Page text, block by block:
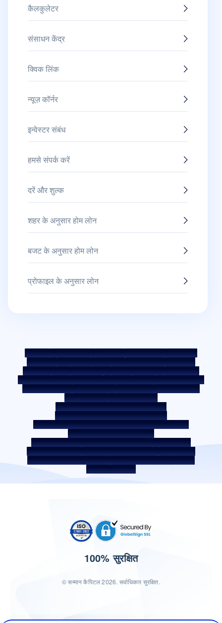
कैलकुलेटर
संसाधन केंद्र
क्विक लिंक
न्यूज़ कॉर्नर
इन्वेस्टर संबंध
हमसे संपर्क करें
दरें और शुल्क
शहर के अनुसार होम लोन
बजट के अनुसार होम लोन
प्रोफाइल के अनुसार लोन
साइटमैप फेयर प्रैक्टिस कोड बेंचमार्क दरें KYC दिशानिर्देश
डाउनलोड्स
सेल नोटिस
नीलामी पोर्टल कुकी पॉलिसी गोपनीयता नीति
नियम व शर्तें
व्हिसिलब्लोअर नीति
शिकायत दर्ज करें शिकायत निवारण नीति
पर्यावरण नीति
गुणवत्ता नीति
सोशल मीडिया पॉलिसी अस्वीकरण ब्याज दर
ब्याज़ दर की पॉलिसी
फीस और अन्य शुल्क
आवश्यक डॉक्यूमेंट प्री-पेमेंट शुल्क
ROI स्विच पॉलिसी
को-लेंडिंग पॉलिसी
को-लेंडिंग पार्टनरशिप
उधारकर्ता की शिक्षा - SMA/NPA क्लासिफ़िकेशन
उधारकर्ता की जागरूकता - RBI ओम्बड्समैन स्कीम
उधारकर्ता जागरूकता - प्रॉपर्टी डॉक्यूमेंट को हैंडओवर करने की प्रक्रिया
कॉर्पोरेट गवर्नेंस के आंतरिक दिशानिर्देश
सरफेसी अधिनियम 2002 के तहत प्राप्त सिक्योर्ड एसेट
बंद सेवा प्रदाता
डिजिटल सोर्सिंग पार्टनर
लिक्विडिटी जोखिम पर डिस्‍क्‍लोज़र
डिजिटल सेवाएं
सीकेवाईसी संबंधी जागरूकता वीडियो
सीकेवाईसी जागरूकता फोटो
CSR
भारत में होम लोकेशन
100% सुरक्षित
© सम्मान कैपिटल 2026. सर्वाधिकार सुरक्षित.